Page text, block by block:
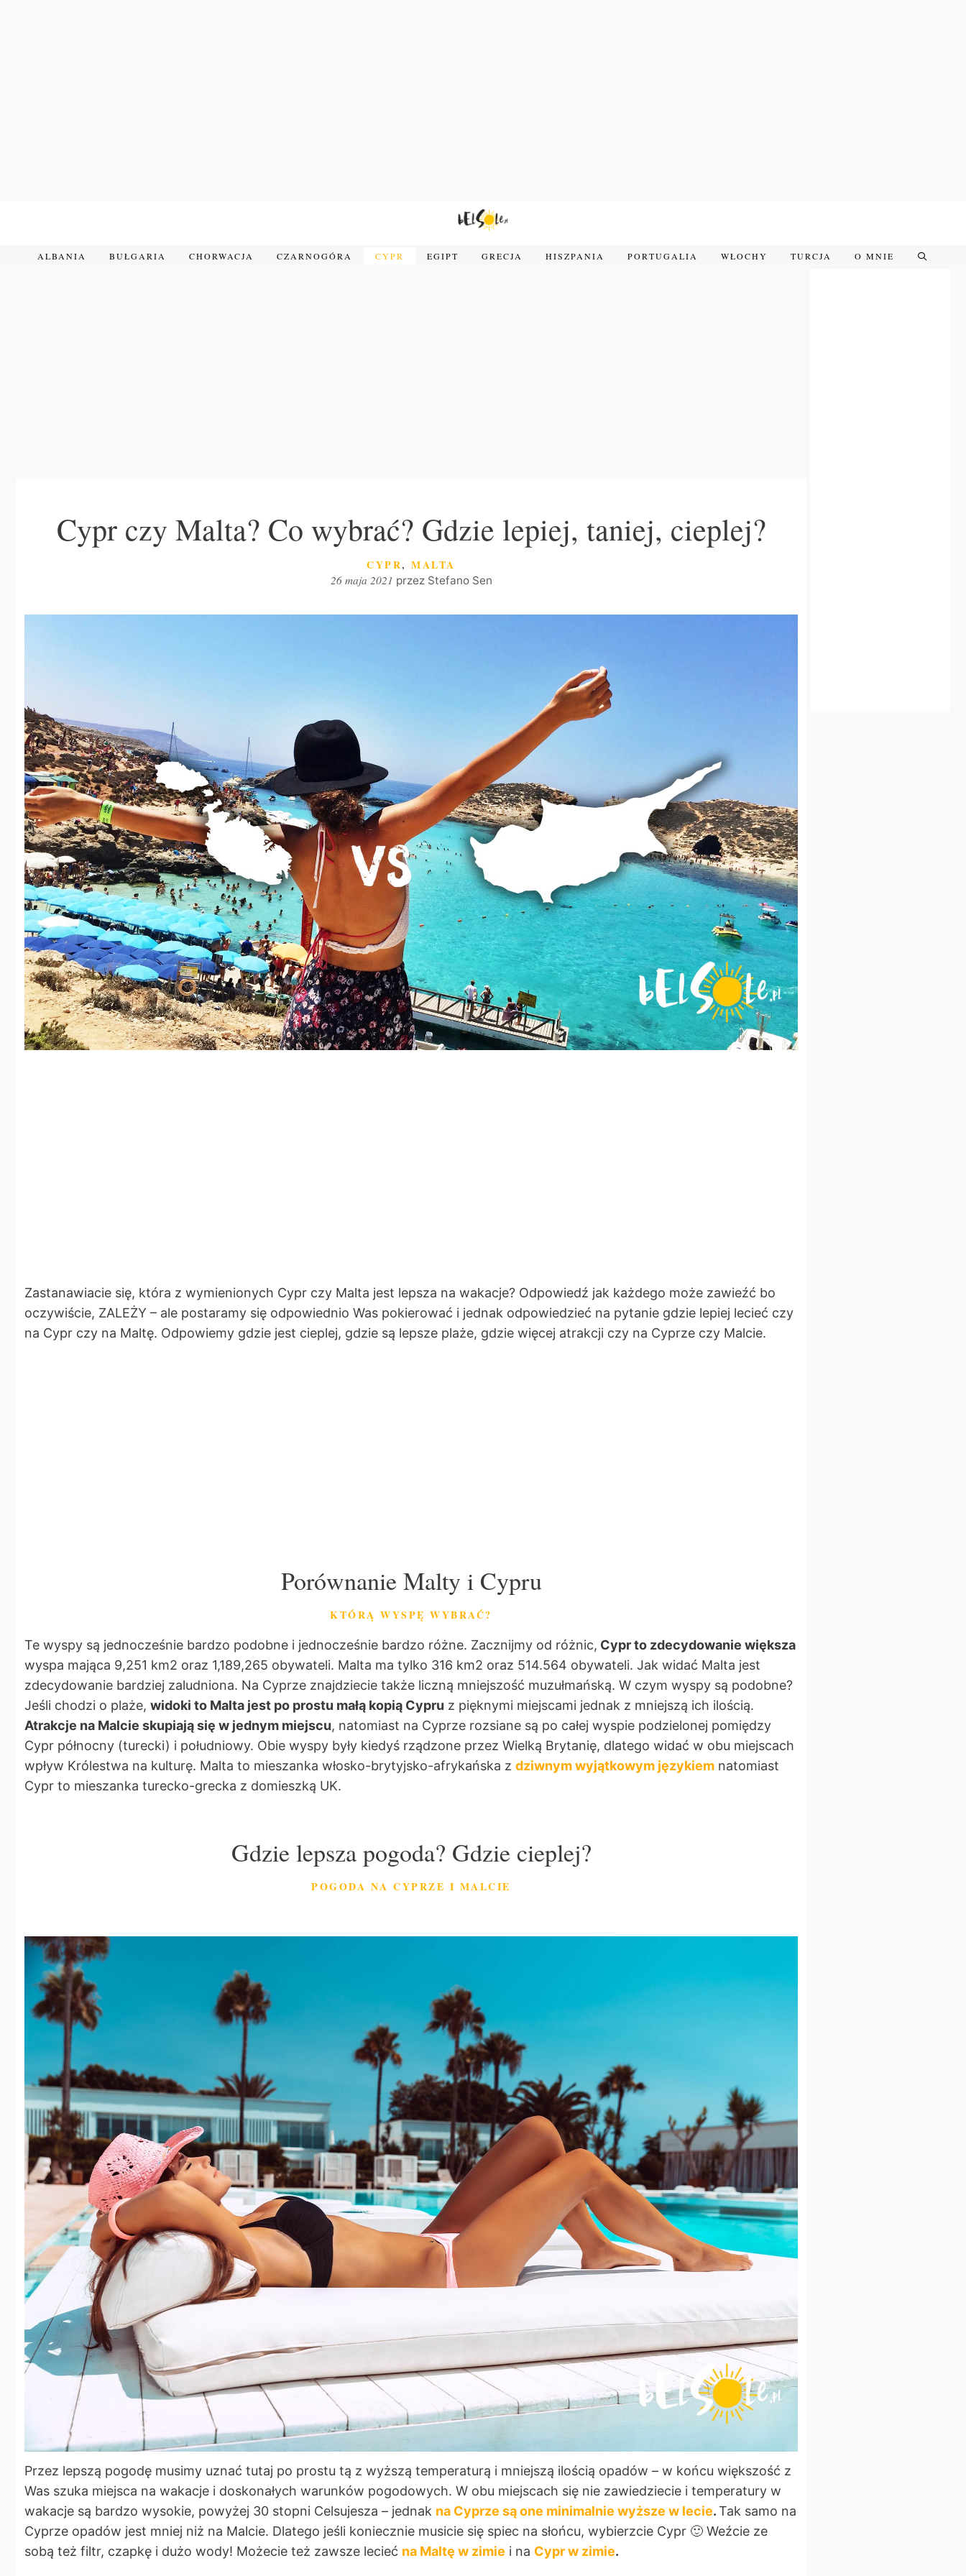
ALBANIA BUŁGARIA CHORWACJA CZARNOGÓRA CYPR EGIPT GRECJA HISZPANIA PORTUGALIA WŁOCHY TURCJA O MNIE
Cypr czy Malta? Co wybrać? Gdzie lepiej, taniej, cieplej?
KATEGORIE
CYPR,MALTA
26 maja 2021 przez Stefano Sen
Zastanawiacie się, która z wymienionych Cypr czy Malta jest lepsza na wakacje? Odpowiedź jak każdego może zawieźć bo
oczywiście, ZALEŻY – ale postaramy się odpowiednio Was pokierować i jednak odpowiedzieć na pytanie gdzie lepiej lecieć czy
na Cypr czy na Maltę. Odpowiemy gdzie jest cieplej, gdzie są lepsze plaże, gdzie więcej atrakcji czy na Cyprze czy Malcie.
Porównanie Malty i Cypru
KTÓRĄ WYSPĘ WYBRAĆ?
Te wyspy są jednocześnie bardzo podobne i jednocześnie bardzo różne. Zacznijmy od różnic, Cypr to zdecydowanie większa
wyspa mająca 9,251 km2 oraz 1,189,265 obywateli. Malta ma tylko 316 km2 oraz 514.564 obywateli. Jak widać Malta jest
zdecydowanie bardziej zaludniona. Na Cyprze znajdziecie także liczną mniejszość muzułmańską. W czym wyspy są podobne?
Jeśli chodzi o plaże, widoki to Malta jest po prostu małą kopią Cypru z pięknymi miejscami jednak z mniejszą ich ilością.
Atrakcje na Malcie skupiają się w jednym miejscu, natomiast na Cyprze rozsiane są po całej wyspie podzielonej pomiędzy
Cypr północny (turecki) i południowy. Obie wyspy były kiedyś rządzone przez Wielką Brytanię, dlatego widać w obu miejscach
wpływ Królestwa na kulturę. Malta to mieszanka włosko-brytyjsko-afrykańska z dziwnym wyjątkowym językiem natomiast
Cypr to mieszanka turecko-grecka z domieszką UK.
Gdzie lepsza pogoda? Gdzie cieplej?
POGODA NA CYPRZE I MALCIE
Przez lepszą pogodę musimy uznać tutaj po prostu tą z wyższą temperaturą i mniejszą ilością opadów – w końcu większość z
Was szuka miejsca na wakacje i doskonałych warunków pogodowych. W obu miejscach się nie zawiedziecie i temperatury w
wakacje są bardzo wysokie, powyżej 30 stopni Celsujesza – jednak na Cyprze są one minimalnie wyższe w lecie.Tak samo na
Cyprze opadów jest mniej niż na Malcie. Dlatego jeśli koniecznie musicie się spiec na słońcu, wybierzcie Cypr 🙂 Weźcie ze
sobą też filtr, czapkę i dużo wody! Możecie też zawsze lecieć na Maltę w zimie i na Cypr w zimie.